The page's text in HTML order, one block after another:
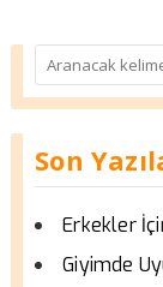
Son
Erkekler
Giyimde